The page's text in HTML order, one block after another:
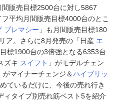
間販売目標2500台に対し5867
フ平均月間販売目標4000台のとこ
プレマシー 」も月間販売目標180
ア。さらに8月発売の「日産 エ
標1900台の3倍強となる6353台
ズキ スイフト 」がモデルチェン
がマイナーチェンジ＆ハイブリッ
ているだけに、今後の売れ行き
ィタイプ別売れ筋ベスト5を紹介